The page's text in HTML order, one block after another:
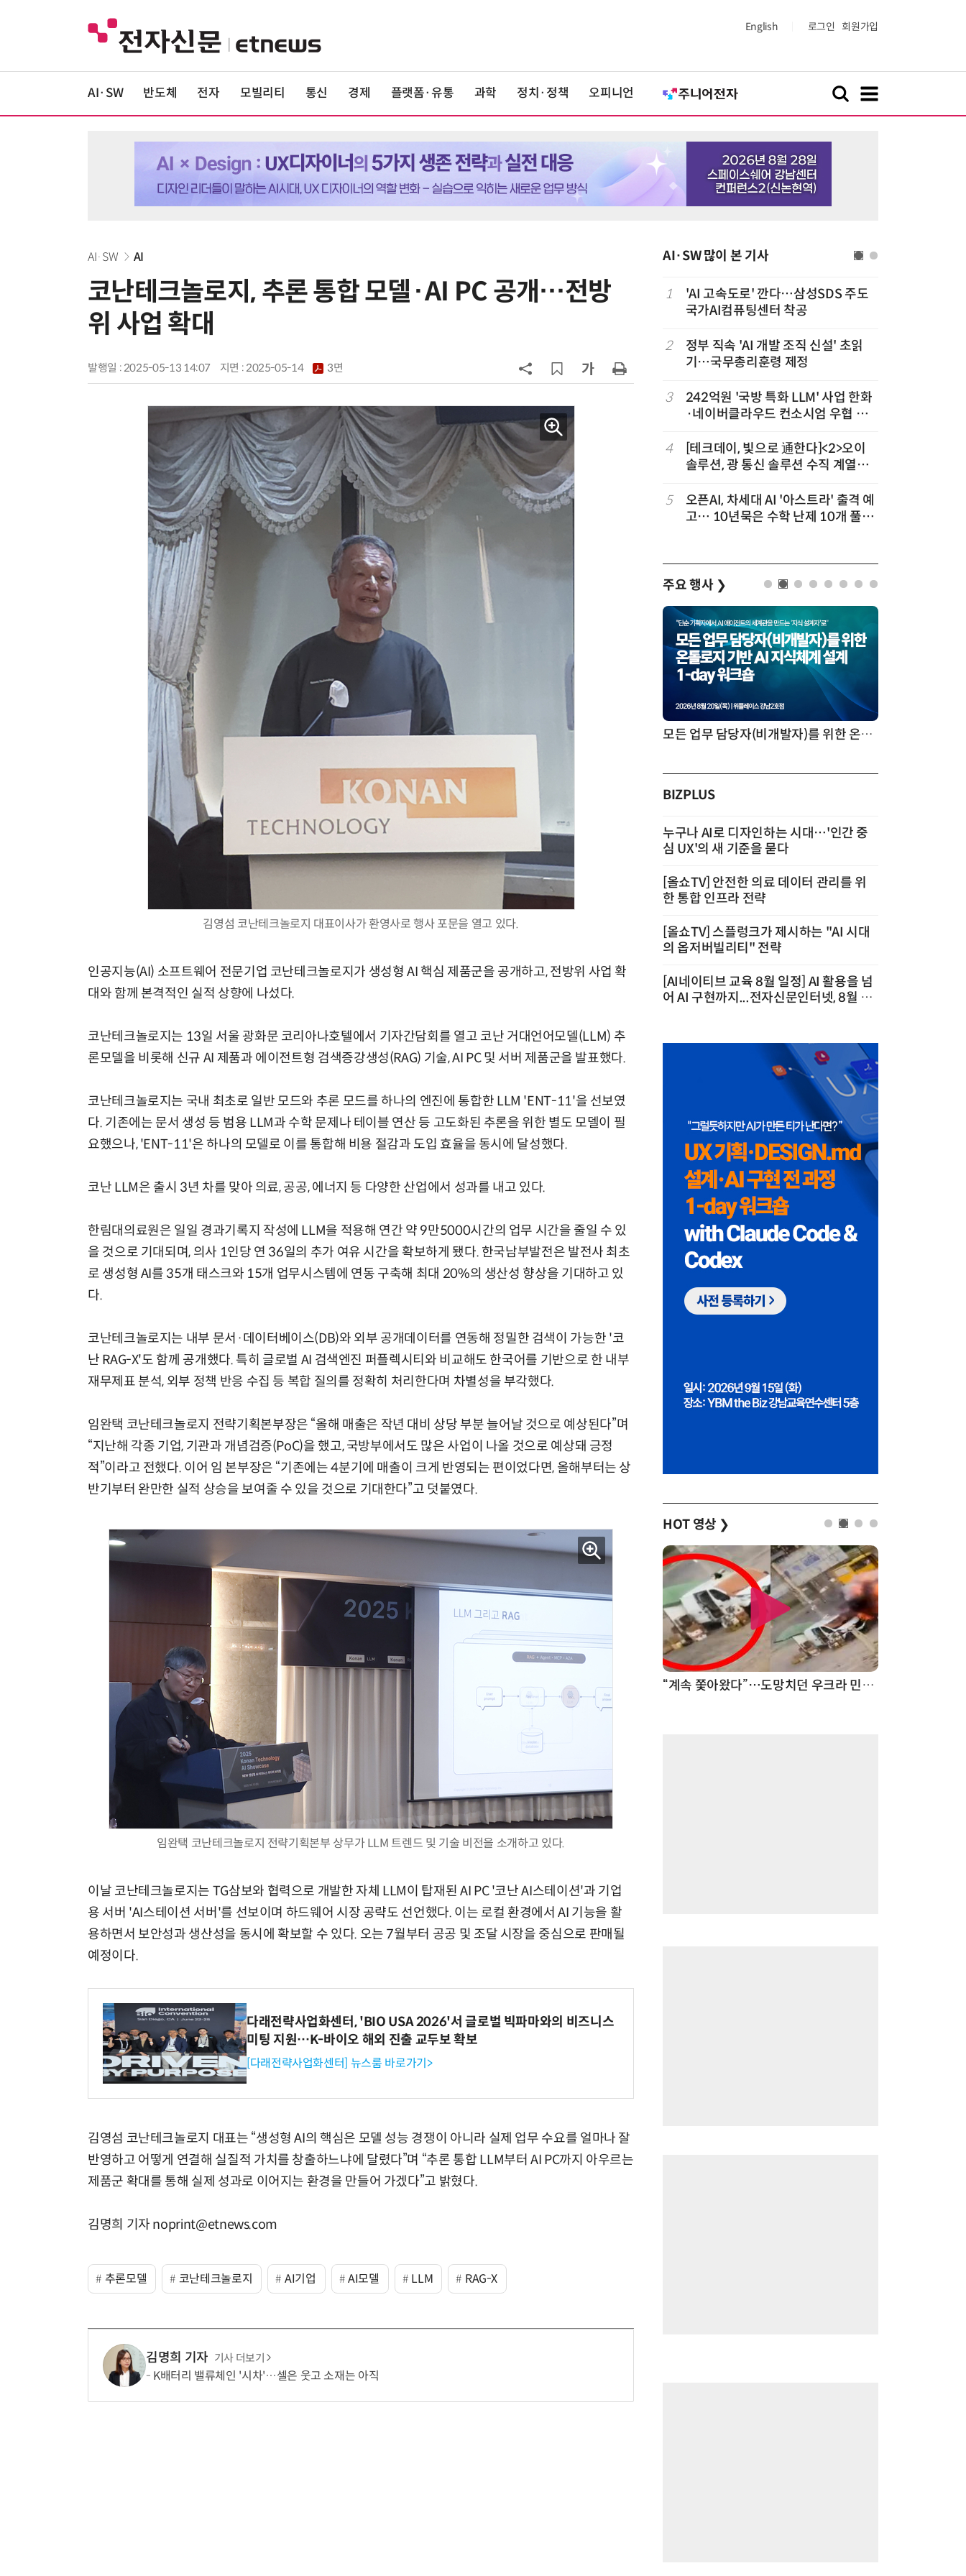
English 로그인 회원가입
AI·SW 반도체 전자 모빌리티 통신 경제 플랫폼·유통 과학 정치·정책 오피니언
AI·SW AI
코난테크놀로지, 추론 통합 모델·AI PC 공개…전방
위 사업 확대
발행일 : 2025-05-13 14:07 지면 :2025-05-14 3면
김영섬 코난테크놀로지 대표이사가 환영사로 행사 포문을 열고 있다.
인공지능(AI) 소프트웨어 전문기업 코난테크놀로지가 생성형 AI 핵심 제품군을 공개하고, 전방위 사업 확
대와 함께 본격적인 실적 상향에 나섰다.
코난테크놀로지는 13일 서울 광화문 코리아나호텔에서 기자간담회를 열고 코난 거대언어모델(LLM) 추
론모델을 비롯해 신규 AI 제품과 에이전트형 검색증강생성(RAG) 기술, AI PC 및 서버 제품군을 발표했다.
코난테크놀로지는 국내 최초로 일반 모드와 추론 모드를 하나의 엔진에 통합한 LLM 'ENT-11'을 선보였
다. 기존에는 문서 생성 등 범용 LLM과 수학 문제나 테이블 연산 등 고도화된 추론을 위한 별도 모델이 필
요했으나, 'ENT-11'은 하나의 모델로 이를 통합해 비용 절감과 도입 효율을 동시에 달성했다.
코난 LLM은 출시 3년 차를 맞아 의료, 공공, 에너지 등 다양한 산업에서 성과를 내고 있다.
한림대의료원은 일일 경과기록지 작성에 LLM을 적용해 연간 약 9만5000시간의 업무 시간을 줄일 수 있
을 것으로 기대되며, 의사 1인당 연 36일의 추가 여유 시간을 확보하게 됐다. 한국남부발전은 발전사 최초
로 생성형 AI를 35개 태스크와 15개 업무시스템에 연동 구축해 최대 20%의 생산성 향상을 기대하고 있
다.
코난테크놀로지는 내부 문서·데이터베이스(DB)와 외부 공개데이터를 연동해 정밀한 검색이 가능한 '코
난 RAG-X'도 함께 공개했다. 특히 글로벌 AI 검색엔진 퍼플렉시티와 비교해도 한국어를 기반으로 한 내부
재무제표 분석, 외부 정책 반응 수집 등 복합 질의를 정확히 처리한다며 차별성을 부각했다.
임완택 코난테크놀로지 전략기획본부장은 “올해 매출은 작년 대비 상당 부분 늘어날 것으로 예상된다”며
“지난해 각종 기업, 기관과 개념검증(PoC)을 했고, 국방부에서도 많은 사업이 나올 것으로 예상돼 긍정
적”이라고 전했다. 이어 임 본부장은 “기존에는 4분기에 매출이 크게 반영되는 편이었다면, 올해부터는 상
반기부터 완만한 실적 상승을 보여줄 수 있을 것으로 기대한다”고 덧붙였다.
임완택 코난테크놀로지 전략기획본부 상무가 LLM 트렌드 및 기술 비전을 소개하고 있다.
이날 코난테크놀로지는 TG삼보와 협력으로 개발한 자체 LLM이 탑재된 AI PC '코난 AI스테이션'과 기업
용 서버 'AI스테이션 서버'를 선보이며 하드웨어 시장 공략도 선언했다. 이는 로컬 환경에서 AI 기능을 활
용하면서 보안성과 생산성을 동시에 확보할 수 있다. 오는 7월부터 공공 및 조달 시장을 중심으로 판매될
예정이다.
다래전략사업화센터, 'BIO USA 2026'서 글로벌 빅파마와의 비즈니스
미팅 지원…K-바이오 해외 진출 교두보 확보
[다래전략사업화센터] 뉴스룸 바로가기>
김영섬 코난테크놀로지 대표는 “생성형 AI의 핵심은 모델 성능 경쟁이 아니라 실제 업무 수요를 얼마나 잘
반영하고 어떻게 연결해 실질적 가치를 창출하느냐에 달렸다”며 “추론 통합 LLM부터 AI PC까지 아우르는
제품군 확대를 통해 실제 성과로 이어지는 환경을 만들어 가겠다”고 밝혔다.
김명희 기자 noprint@etnews.com
추론모델 코난테크놀로지 AI기업 AI모델 LLM RAG-X
김명희 기자 기사 더보기
K배터리 밸류체인 '시차'…셀은 웃고 소재는 아직
AI·SW 많이 본 기사
6
美 행정부, AI 모델 '해킹 등 사이버
원 구형 태양전지 IEC 국제표준 개발
과제 공식 승인
강 동력 꺼져간다
9
국산 CSP사 '마켓플레이스' 커졌
다…5개사 등록 솔루션 1439개
10
앤트로픽·오픈AI 이어 메타도…AI
가 통제 벗어나 외부 해킹
1
'AI 고속도로' 깐다…삼성SDS 주도
국가AI컴퓨팅센터 착공
2
정부 직속 'AI 개발 조직 신설' 초읽
기…국무총리훈령 제정
3
242억원 '국방 특화 LLM' 사업 한화
·네이버클라우드 컨소시엄 우협 선
4
[테크데이, 빛으로 通한다]<2>오이
솔루션, 광 통신 솔루션 수직 계열
략'
5
오픈AI, 차세대 AI '아스트라' 출격 예
고… 10년묵은 수학 난제 10개 풀었
주요 행사 ❯
AI × Design : UX 디자이너의 5가지 생존 전략과 실전 대응 모든 업무 담당자(비개발자)를 위한 온톨로지 기반 AI 지식체계 설계 1-day 워크숍
BIZPLUS
누구나 AI로 디자인하는 시대…'인간 중
심 UX'의 새 기준을 묻다
[올쇼TV] 안전한 의료 데이터 관리를 위
한 통합 인프라 전략
[올쇼TV] 스플렁크가 제시하는 "AI 시대
의 옵저버빌리티" 전략
[AI네이티브 교육 8월 일정] AI 활용을 넘
어 AI 구현까지...전자신문인터넷, 8월 실
HOT 영상 ❯
“계속 쫓아왔다”…도망치던 우크라 민간인 공격한 러 자폭 드론